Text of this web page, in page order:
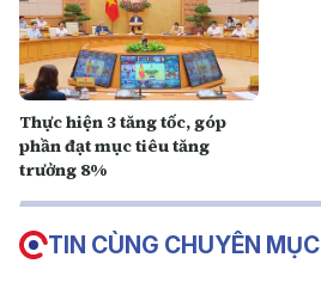
Thực hiện 3 tăng tốc, góp
phần đạt mục tiêu tăng
trưởng 8%
TIN CÙNG CHUYÊN MỤC